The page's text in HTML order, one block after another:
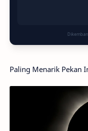
Paling Menarik Pekan